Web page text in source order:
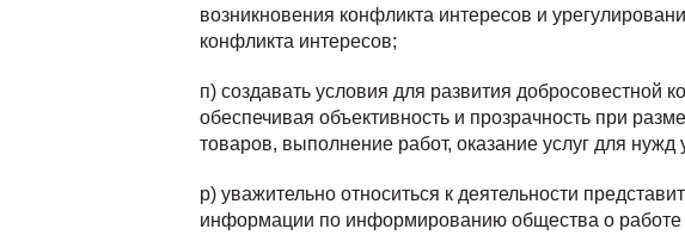
возникновения конфликта интересов и
конфликта интересов;
п) создавать условия для развития добросовестной
обеспечивая объективность и прозрачность при
товаров, выполнение работ, оказание услуг для нужд
р) уважительно относиться к деятельности
информации по информированию общества о работе